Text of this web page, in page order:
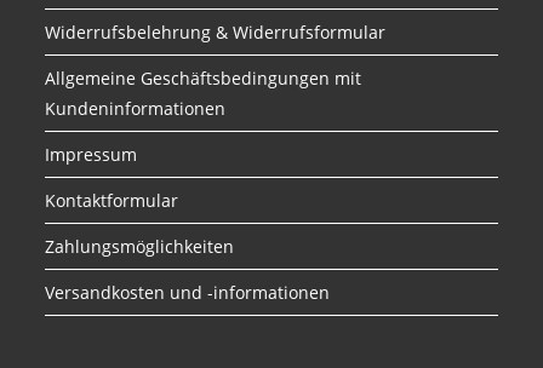
Widerrufsbelehrung & Widerrufsformular
Allgemeine Geschäftsbedingungen mit
Kundeninformationen
Impressum
Kontaktformular
Zahlungsmöglichkeiten
Versandkosten und -informationen